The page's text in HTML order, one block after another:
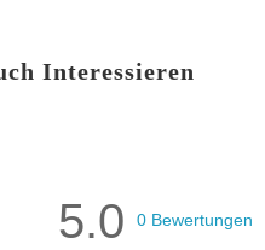
Interessieren
5.0 0 Bewertungen